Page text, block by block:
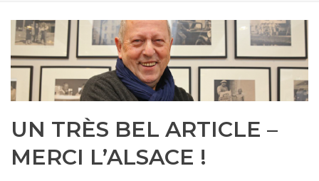
UN TRÈS BEL ARTICLE –
MERCI L’ALSACE !